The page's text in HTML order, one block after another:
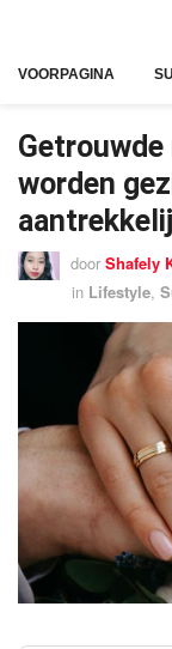
VOORPAGINA
Getrouwde
worden
door Shafely
in Lifestyle,